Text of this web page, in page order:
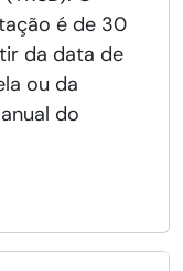
é de 30
da data de
ou da
do